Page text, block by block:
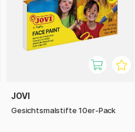
JOVI
Gesichtsmalstifte 10er-Pack